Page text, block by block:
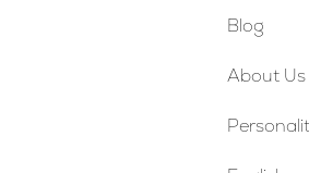
Blog
About Us